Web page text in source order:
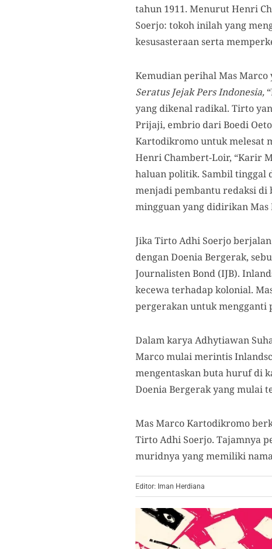
tahun 1911. Menurut Henri
Soerjo: tokoh inilah yang
kesusasteraan serta
Kemudian perihal Mas
Seratus Jejak Pers Indonesia,
yang dikenal radikal. Tirto
Prijaji, embrio dari Boedi
Kartodikromo untuk melesat
Henri Chambert-Loir, “Karir
haluan politik. Sambil tinggal
menjadi pembantu redaksi di
mingguan yang didirikan Mas
Jika Tirto Adhi Soerjo
dengan Doenia Bergerak,
Journalisten Bond (IJB).
kecewa terhadap kolonial.
pergerakan untuk mengganti
Dalam karya Adhytiawan
Marco mulai merintis
mengentaskan buta huruf di
Doenia Bergerak yang mulai
Mas Marco Kartodikromo
Tirto Adhi Soerjo. Tajamnya
muridnya yang memiliki
Editor: Iman Herdiana